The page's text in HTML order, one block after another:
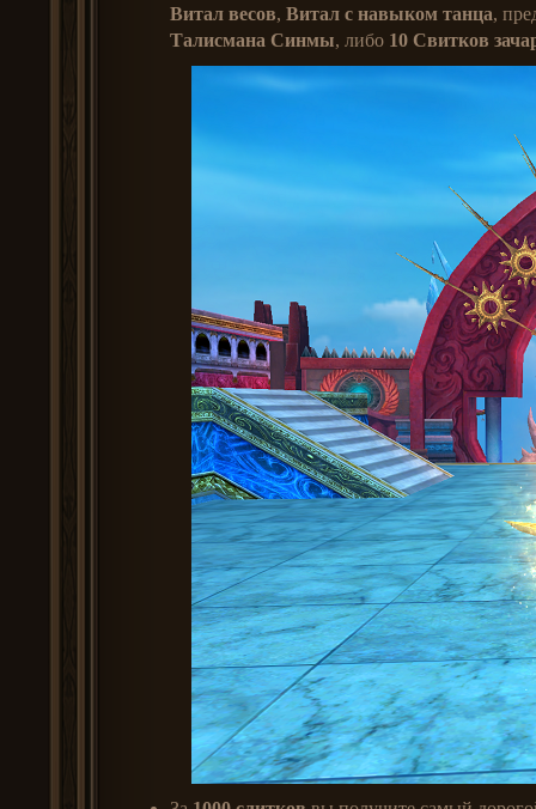
Витал весов, Витал с навыком танца,
Талисмана Синмы, либо 10 Свитков